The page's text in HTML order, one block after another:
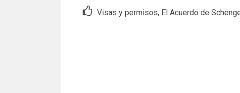
Visas y permisos, El Acuerdo de